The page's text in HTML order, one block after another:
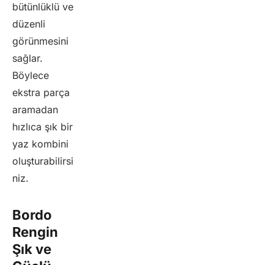
bütünlüklü ve
düzenli
görünmesini
sağlar.
Böylece
ekstra parça
aramadan
hızlıca şık bir
yaz kombini
oluşturabilirsi
niz.
Bordo
Rengin
Şık ve